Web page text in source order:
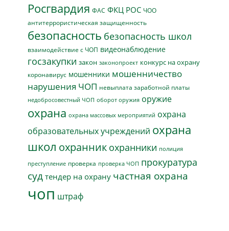
Росгвардия ФАС ФКЦ РОС ЧОО
антитеррористическая защищенность
безопасность безопасность школ
взаимодействие с ЧОП видеонаблюдение
госзакупки закон законопроект конкурс на охрану
коронавирус мошенники мошенничество
нарушения ЧОП невыплата заработной платы
недобросовестный ЧОП оборот оружия оружие
охрана охрана массовых мероприятий охрана
образовательных учреждений охрана
школ охранник охранники полиция
преступление проверка проверка ЧОП прокуратура
суд тендер на охрану частная охрана
чоп штраф